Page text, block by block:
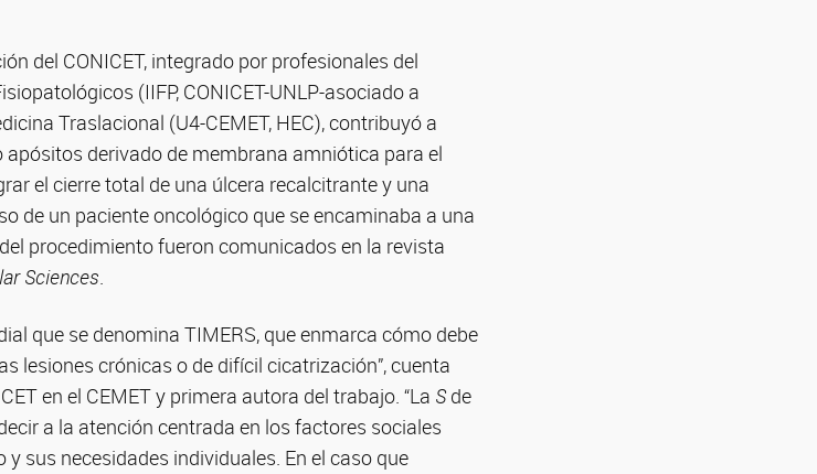
del CONICET, integrado por profesionales del
(IIFP, CONICET-UNLP-asociado a
Traslacional (U4-CEMET, HEC), contribuyó a
derivado de membrana amniótica para el
el cierre total de una úlcera recalcitrante y una
de un paciente oncológico que se encaminaba a una
procedimiento fueron comunicados en la revista
Sciences.
que se denomina TIMERS, que enmarca cómo debe
lesiones crónicas o de difícil cicatrización”, cuenta
en el CEMET y primera autora del trabajo. “La S de
a la atención centrada en los factores sociales
sus necesidades individuales. En el caso que